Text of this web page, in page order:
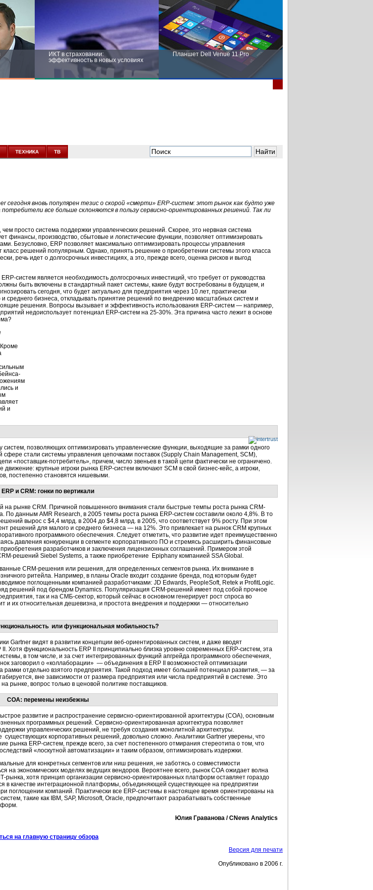
ИКТ в страховании:
эффективность в новых условиях
Планшет Dell Venue 11 Pro
новых условиях
ТЕХНИКА ТВ
сегодня вновь популярен тезис о скорой «смерти» ERP-систем: этот рынок как будто уже
все больше склоняются в пользу сервисно-ориентированных решений. Так ли
просто система поддержки управленческих решений. Скорее, это нервная система
финансы, производство, сбытовые и логистические функции, позволяет оптимизировать
Безусловно, ERP позволяет максимально оптимизировать процессы управления
класс решений популярным. Однако, принять решение о приобретении системы этого класса
речь идет о долгосрочных инвестициях, а это, прежде всего, оценка рисков и выгод
систем является необходимость долгосрочных инвестиций, что требует от руководства
быть включены в стандартный пакет системы, какие будут востребованы в будущем, и
сегодня, что будет актуально для предприятия через 10 лет, практически
среднего бизнеса, откладывать принятие решений по внедрению масштабных систем и
решения. Вопросы вызывает и эффективность использования ERP-систем — например,
недоиспользует потенциал ERP-систем на 25-30%. Эта причина часто лежит в основе
и
и
позволяющих оптимизировать управленческие функции, выходящие за рамки одного
стали системы управления цепочками поставок (Supply Chain Management, SCM),
«поставщик-потребитель», причем, число звеньев в такой цепи фактически не ограничено.
крупные игроки рынка ERP-систем включают SCM в свой бизнес-кейс, а игроки,
постепенно становятся нишевыми.
ERP и CRM: гонки по вертикали
на рынке CRM. Причиной повышенного внимания стали быстрые темпы роста рынка CRM-
данным AMR Research, в 2005 темпы роста рынка ERP-систем составили около 4,8%. В то
вырос с $4,4 млрд. в 2004 до $4,8 млрд. в 2005, что соответствует 9% росту. При этом
решений для малого и среднего бизнеса — на 12%. Это привлекает на рынок CRM крупных
программного обеспечения. Следует отметить, что развитие идет преимущественно
давления конкуренции в сегменте корпоративного ПО и стремясь расширить финансовые
разработчиков и заключения лицензионных соглашений. Примером этой
решений Siebel Systems, а также приобретение Epiphany компанией SSA Global.
CRM-решения или решения, для определенных сегментов рынка. Их внимание в
ритейла. Например, в планы Oracle входит создание бренда, под которым будет
поглощенными компанией разработчиками: JD Edwards, PeopleSoft, Retek и ProfitLogic.
решений под брендом Dynamics. Популяризация CRM-решений имеет под собой прочное
так и на СМБ-сектор, который сейчас в основном генерирует рост спроса во
и их относительная дешевизна, и простота внедрения и поддержки — относительно
или функциональная мобильность?
Gartner видят в развитии концепции веб-ориентированных систем, и даже вводят
Хотя функциональность ERP II принципиально близка уровню современных ERP-систем, эта
в том числе, и за счет интегрированных функций апгрейда программного обеспечения,
заговорил о «коллаборации» — объединения в ERP II возможностей оптимизации
отдельно взятого предприятия. Такой подход имеет больший потенциал развития, — за
вне зависимости от размера предприятия или числа предприятий в системе. Это
рынке, вопрос только в ценовой политике поставщиков.
СОА: перемены неизбежны
развитие и распространение сервисно-ориентированной архитектуры (СОА), основным
программных решений. Сервисно-ориентированная архитектура позволяет
управленческих решений, не требуя создания монолитной архитектуры.
существующих корпоративных решений, довольно сложно. Аналитики Gartner уверены, что
рынка ERP-систем, прежде всего, за счет постепенного отмирания стереотипа о том, что
«лоскутной автоматизации» и таким образом, оптимизировать издержки.
для конкретных сегментов или ниш решения, не заботясь о совместимости
на экономических моделях ведущих вендоров. Вероятнее всего, рынок СОА ожидает волна
рынка, хотя принцип организации сервисно-ориентированных платформ оставляет гораздо
в качестве интеграционной платформы, объединяющей существующее на предприятии
поглощении компаний. Практически все ERP-системы в настоящее время ориентированы на
такие как IBM, SAP, Microsoft, Oracle, предпочитают разрабатывать собственные
Юлия Граванова / CNews Analytics
на главную страницу обзора
Версия для печати
Опубликовано в 2006 г.